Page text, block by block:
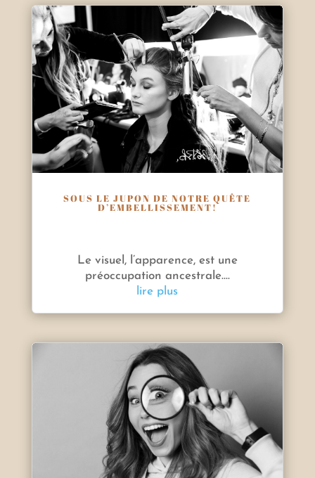
SOUS LE JUPON DE NOTRE QUÊTE
D’EMBELLISSEMENT!
Le visuel, l’apparence, est une
préoccupation ancestrale....
lire plus